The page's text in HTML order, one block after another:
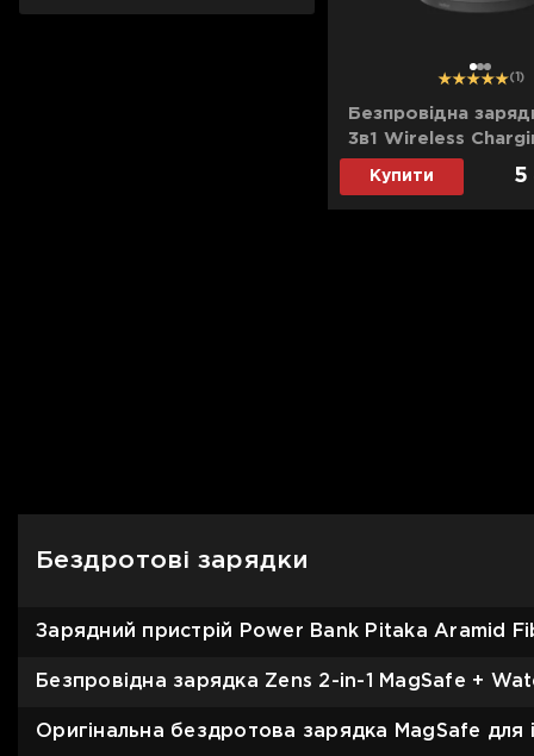
12 3 (1)
Безпровідна
3в1 Wireless
with Qi2 15W
Купити 5
Бездротові зарядки
Зарядний пристрій Power Bank Pitaka Aramid
Безпровідна зарядка Zens 2-in-1 MagSafe +
Оригінальна бездротова зарядка MagSafe для